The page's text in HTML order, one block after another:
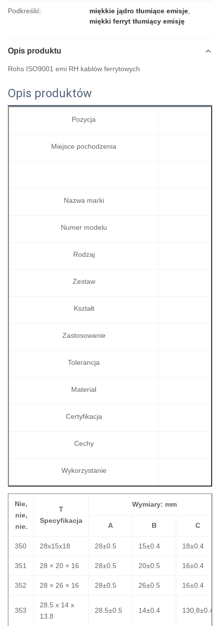
Podkreślić: miękkie jądro tłumiące emisje
miękki ferryt tłumiący emisję
Opis produktu
Rohs ISO9001 emi RH kablów ferrytowych
Opis produktów
Pozycja
Miejsce pochodzenia
Nazwa marki
Numer modelu
Rodzaj
Zestaw
Kształt
Zastosowanie
Tolerancja
Materiał
Certyfikacja
Cechy
Wykorzystanie
Nie,
nie,
nie.
T
Specyfikacja
Wymiary: mm
A B C
350 28x15x18 28±0.5 15±0.4 18±0.4
351 28 × 20 × 16 28±0.5 20±0.5 16±0.4
352 28 × 26 × 16 28±0.5 26±0.5 16±0.4
353
28.5 x 14 x
13.8
28.5±0.5 14±0.4 130,8±0.4